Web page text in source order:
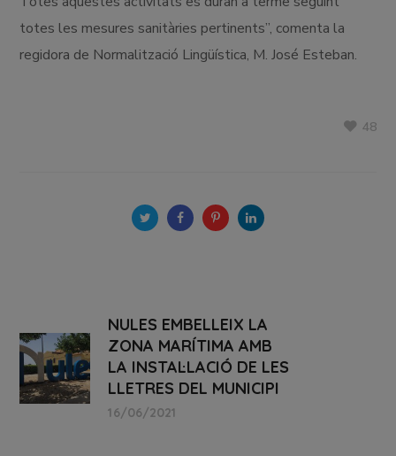
totes les mesures sanitàries pertinents”, comenta la
regidora de Normalització Lingüística, M. José Esteban.
48
NULES EMBELLEIX LA
ZONA MARÍTIMA AMB
LA INSTAL·LACIÓ DE LES
LLETRES DEL MUNICIPI
16/06/2021